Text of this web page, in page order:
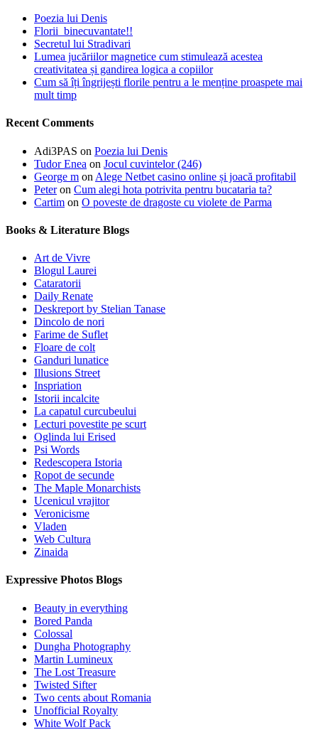
Poezia lui Denis
Florii binecuvantate!!
Secretul lui Stradivari
Lumea jucăriilor magnetice cum stimulează acestea
creativitatea și gandirea logica a copiilor
Cum să îți îngrijești florile pentru a le menține proaspete mai
mult timp
Recent Comments
Adi3PAS on Poezia lui Denis
Tudor Enea on Jocul cuvintelor (246)
George m on Alege Netbet casino online și joacă profitabil
Peteron Cum alegi hota potrivita pentru bucataria ta?
Cartim on O poveste de dragoste cu violete de Parma
Books & Literature Blogs
Art de Vivre
Blogul Laurei
Cataratorii
Daily Renate
Deskreport by Stelian Tanase
Dincolo de nori
Farime de Suflet
Floare de colt
Ganduri lunatice
Illusions Street
Inspriation
Istorii incalcite
La capatul curcubeului
Lecturi povestite pe scurt
Oglinda lui Erised
Psi Words
Redescopera Istoria
Ropot de secunde
The Maple Monarchists
Ucenicul vrajitor
Veronicisme
Vladen
Web Cultura
Zinaida
Expressive Photos Blogs
Beauty in everything
Bored Panda
Colossal
Dungha Photography
Martin Lumineux
The Lost Treasure
Twisted Sifter
Two cents about Romania
Unofficial Royalty
White Wolf Pack